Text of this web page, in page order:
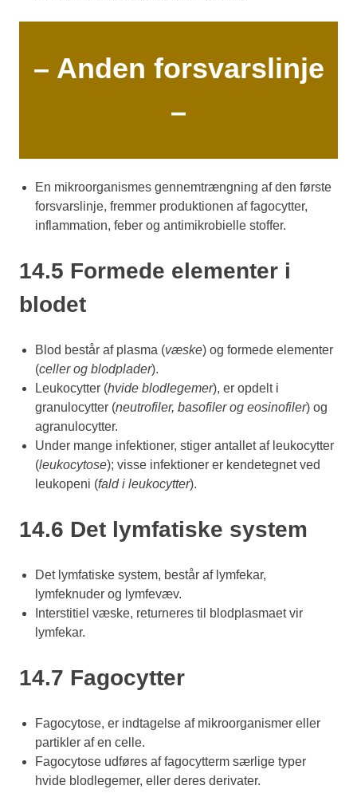
– Anden forsvarslinje
–
En mikroorganismes gennemtrængning af den første
forsvarslinje, fremmer produktionen af fagocytter,
inflammation, feber og antimikrobielle stoffer.
14.5 Formede elementer i
blodet
Blod består af plasma (væske) og formede elementer
(celler og blodplader).
Leukocytter (hvide blodlegemer), er opdelt i
granulocytter (neutrofiler, basofiler og eosinofiler) og
agranulocytter.
Under mange infektioner, stiger antallet af leukocytter
(leukocytose); visse infektioner er kendetegnet ved
leukopeni (fald i leukocytter).
14.6 Det lymfatiske system
Det lymfatiske system, består af lymfekar,
lymfeknuder og lymfevæv.
Interstitiel væske, returneres til blodplasmaet vir
lymfekar.
14.7 Fagocytter
Fagocytose, er indtagelse af mikroorganismer eller
partikler af en celle.
Fagocytose udføres af fagocytterm særlige typer
hvide blodlegemer, eller deres derivater.